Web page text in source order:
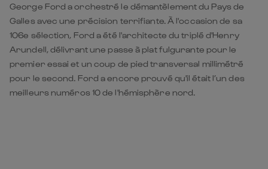
George Ford a orchestré le démantèlement du Pays de
Galles avec une précision terrifiante. À l'occasion de sa
106e sélection, Ford a été l'architecte du triplé d'Henry
Arundell, délivrant une passe à plat fulgurante pour le
premier essai et un coup de pied transversal millimétré
pour le second. Ford a encore prouvé qu'il était l’un des
meilleurs numéros 10 de l'hémisphère nord.